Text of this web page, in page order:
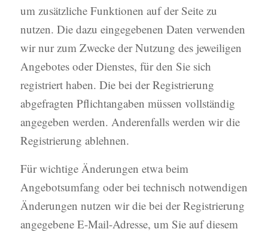
um zusätzliche Funktionen auf der Seite zu
nutzen. Die dazu eingegebenen Daten verwenden
wir nur zum Zwecke der Nutzung des jeweiligen
Angebotes oder Dienstes, für den Sie sich
registriert haben. Die bei der Registrierung
abgefragten Pflichtangaben müssen vollständig
angegeben werden. Anderenfalls werden wir die
Registrierung ablehnen.
Für wichtige Änderungen etwa beim
Angebotsumfang oder bei technisch notwendigen
Änderungen nutzen wir die bei der Registrierung
angegebene E-Mail-Adresse, um Sie auf diesem